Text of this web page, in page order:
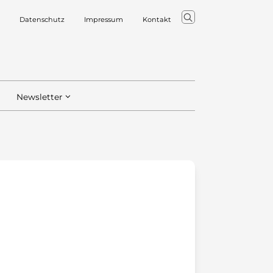
Datenschutz Impressum Kontakt
Newsletter